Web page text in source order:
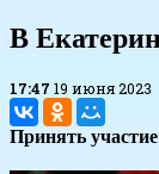
​В
17:47 19 июня 2023
Принять